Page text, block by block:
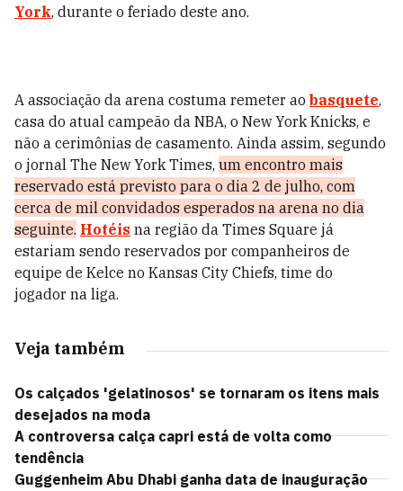
York, durante o feriado deste ano.
A associação da arena costuma remeter ao basquete,
casa do atual campeão da NBA, o New York Knicks, e
não a cerimônias de casamento. Ainda assim, segundo
o jornal The New York Times, um encontro mais
reservado está previsto para o dia 2 de julho, com
cerca de mil convidados esperados na arena no dia
seguinte. Hotéis na região da Times Square já
estariam sendo reservados por companheiros de
equipe de Kelce no Kansas City Chiefs, time do
jogador na liga.
Veja também
Os calçados 'gelatinosos' se tornaram os itens mais
desejados na moda
A controversa calça capri está de volta como
tendência
Guggenheim Abu Dhabi ganha data de inauguração